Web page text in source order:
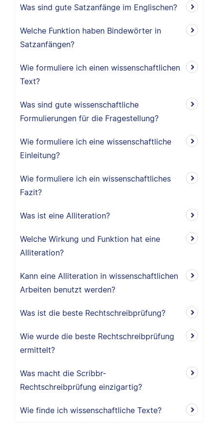
Was sind gute Satzanfänge im Englischen?
Welche Funktion haben Bindewörter in
Satzanfängen?
Wie formuliere ich einen wissenschaftlichen
Text?
Was sind gute wissenschaftliche
Formulierungen für die Fragestellung?
Wie formuliere ich eine wissenschaftliche
Einleitung?
Wie formuliere ich ein wissenschaftliches
Fazit?
Was ist eine Alliteration?
Welche Wirkung und Funktion hat eine
Alliteration?
Kann eine Alliteration in wissenschaftlichen
Arbeiten benutzt werden?
Was ist die beste Rechtschreibprüfung?
Wie wurde die beste Rechtschreibprüfung
ermittelt?
Was macht die Scribbr-
Rechtschreibprüfung einzigartig?
Wie finde ich wissenschaftliche Texte?